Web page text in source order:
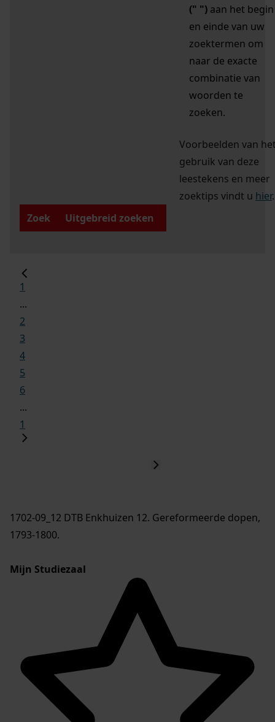
(" ") aan het begin
en einde van uw
zoektermen om
naar de exacte
combinatie van
woorden te
zoeken.
Voorbeelden van
gebruik van deze
leestekens en meer
zoektips vindt u hier.
Zoek
Uitgebreid zoeken
1
...
2
3
4
5
6
...
1
1702-09_12 DTB Enkhuizen 12. Gereformeerde dopen,
1793-1800.
Mijn Studiezaal